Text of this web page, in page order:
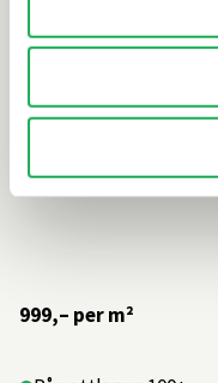
999,– per m²